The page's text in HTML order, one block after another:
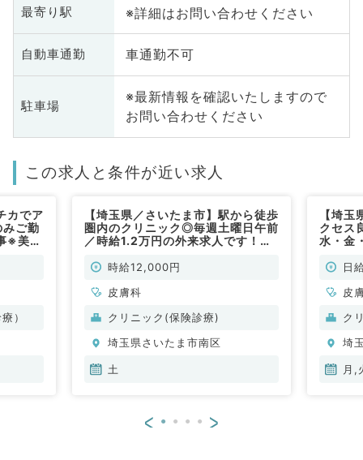
最寄り駅 ※詳細はお問い合わせください
自動車通勤 車通勤不可
駐車場
※最新情報を確認いたしますので
お問い合わせください
この求人と条件が近い求人
カでア
ご勤
※美容
）
【埼玉県／さいたま市】駅から徒歩
圏内のクリニック◎毎週土曜日午前
／時給1.2万円の外来求人です！
時給12,000円
皮膚科
クリニック(保険診療)
埼玉県さいたま市南区
土
【埼
クセス
水・金
科／非
日
皮
ク
埼
月,
< >